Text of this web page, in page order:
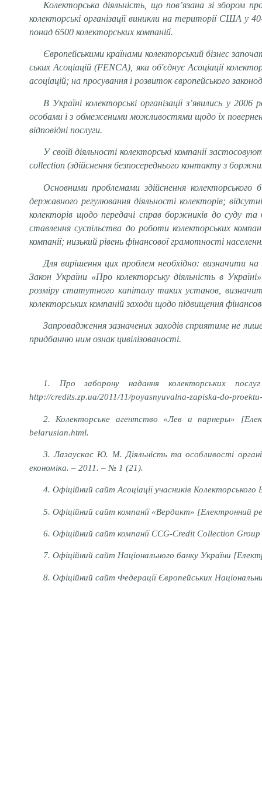
Колекторська діяльність, що пов’язана зі збором
колекторські організації виникли на території США у
понад 6500 колекторських компаній.
Європейськими країнами колекторський бізнес
ських Асоціацій (FENCA), яка об'єднує Асоціації
асоціацій; на просування і розвиток європейського
В Україні колекторські організації з’явились у
особами і з обмеженими можливостями щодо їх
відповідні послуги.
У своїй діяльності колекторські компанії
collection (здійснення безпосереднього контакту з
Основними проблемами здійснення колекторського
державного регулювання діяльності колекторів;
колекторів щодо передачі справ боржників до суду та
ставлення суспільства до роботи колекторських
компанії; низький рівень фінансової грамотності
Для вирішення цих проблем необхідно: визначити
Закон України «Про колекторську діяльність в
розміру статутного капіталу таких установ,
колекторських компаній заходи щодо підвищення
Запровадження зазначених заходів сприятиме не
придбанню ним ознак цивілізованості.
1. Про заборону надання колекторських
http://credits.zp.ua/2011/11/poyasnyuvalna-zapiska-do-
2. Колекторське агентство «Лев и парнеры»
belarusian.html.
3. Лазаускас Ю. М. Діяльність та особливості
економіка. – 2011. – № 1 (21).
4. Офіційний сайт Асоціації учасників
5. Офіційний сайт компанії «Вердикт» [Електронний
6. Офіційний сайт компанії CCG-Credit Collection
7. Офіційний сайт Національного банку України
8. Офіційний сайт Федерації Європейських